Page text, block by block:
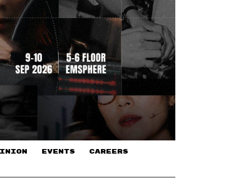
EVENTS CAREERS